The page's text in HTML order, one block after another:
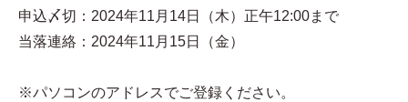
申込〆切：2024年11月14日（木）正午12:00まで
当落連絡：2024年11月15日（金）
※パソコンのアドレスでご登録ください。